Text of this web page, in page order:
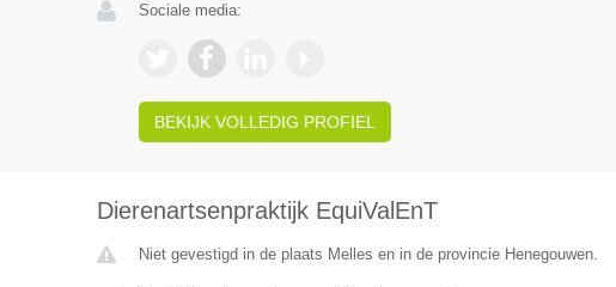
Sociale media:
BEKIJK VOLLEDIG PROFIEL
Dierenartsenpraktijk EquiValEnT
Niet gevestigd in de plaats Melles en in de provincie Henegouwen.